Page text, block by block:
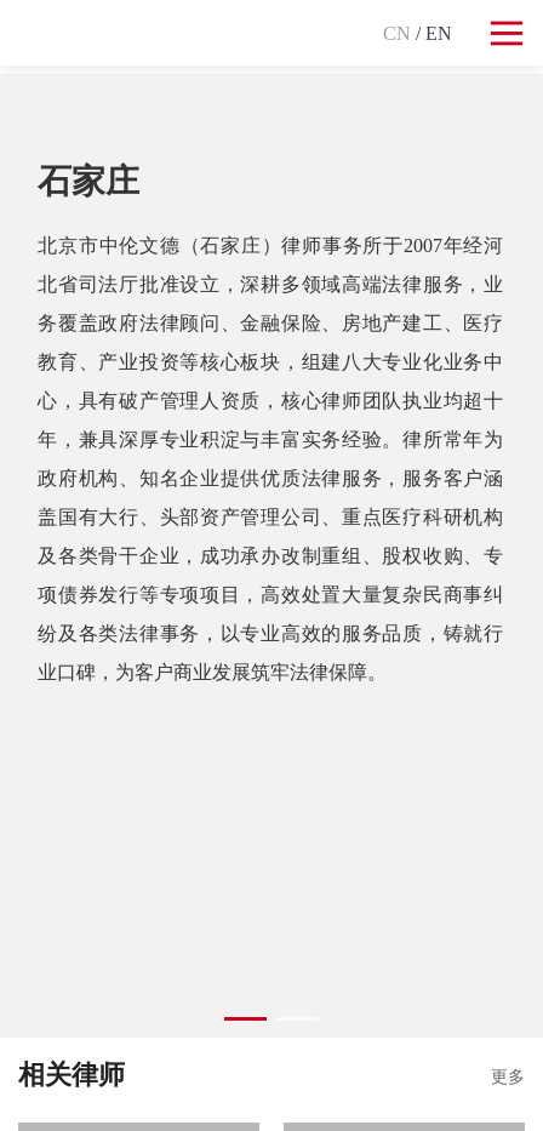
CN / EN
石家庄
北京市中伦文德（石家庄）律师事务所于2007年经河
北省司法厅批准设立，深耕多领域高端法律服务，业
务覆盖政府法律顾问、金融保险、房地产建工、医疗
教育、产业投资等核心板块，组建八大专业化业务中
心，具有破产管理人资质，核心律师团队执业均超十
年，兼具深厚专业积淀与丰富实务经验。律所常年为
政府机构、知名企业提供优质法律服务，服务客户涵
盖国有大行、头部资产管理公司、重点医疗科研机构
及各类骨干企业，成功承办改制重组、股权收购、专
项债券发行等专项项目，高效处置大量复杂民商事纠
纷及各类法律事务，以专业高效的服务品质，铸就行
业口碑，为客户商业发展筑牢法律保障。
相关律师 更多